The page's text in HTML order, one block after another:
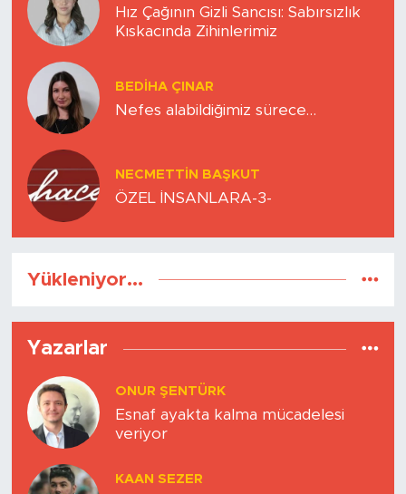
Hız Çağının Gizli Sancısı: Sabırsızlık
Kıskacında Zihinlerimiz
BEDIHA ÇINAR
Nefes alabildiğimiz sürece…
NECMETTIN BAŞKUT
ÖZEL İNSANLARA-3-
Yükleniyor...
Yazarlar
ONUR ŞENTÜRK
Esnaf ayakta kalma mücadelesi
veriyor
KAAN SEZER